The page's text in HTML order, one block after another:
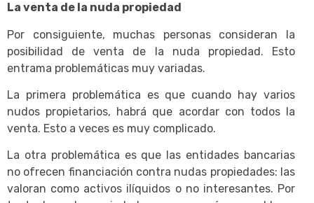
La venta de la nuda propiedad
Por consiguiente, muchas personas consideran la
posibilidad de venta de la nuda propiedad. Esto
entrama problemáticas muy variadas.
La primera problemática es que cuando hay varios
nudos propietarios, habrá que acordar con todos la
venta. Esto a veces es muy complicado.
La otra problemática es que las entidades bancarias
no ofrecen financiación contra nudas propiedades: las
valoran como activos ilíquidos o no interesantes. Por